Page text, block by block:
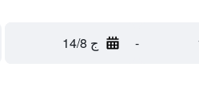
- ج 14/8